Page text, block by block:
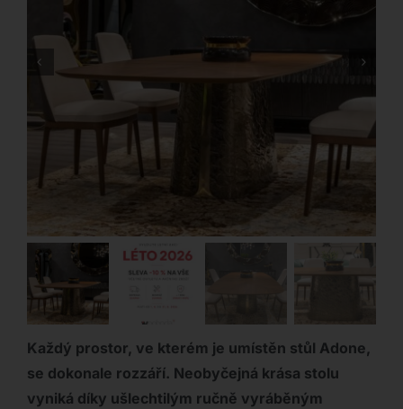
Každý prostor, ve kterém je umístěn stůl Adone,
se dokonale rozzáří. Neobyčejná krása stolu
vyniká díky ušlechtilým ručně vyráběným